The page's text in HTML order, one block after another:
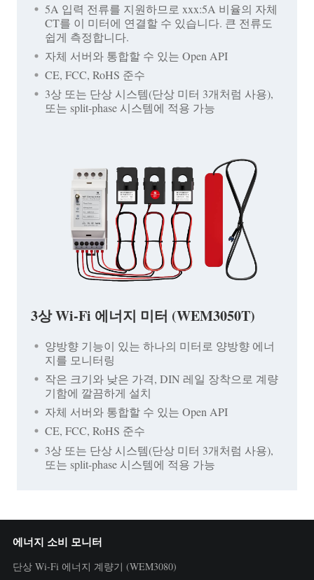
5A 입력 전류를 지원하므로 xxx:5A 비율의 자체
CT를 이 미터에 연결할 수 있습니다. 큰 전류도
쉽게 측정합니다.
자체 서버와 통합할 수 있는 Open API
CE, FCC, RoHS 준수
3상 또는 단상 시스템(단상 미터 3개처럼 사용),
또는 split-phase 시스템에 적용 가능
3상 Wi-Fi 에너지 미터 (WEM3050T)
양방향 기능이 있는 하나의 미터로 양방향 에너
지를 모니터링
작은 크기와 낮은 가격, DIN 레일 장착으로 계량
기함에 깔끔하게 설치
자체 서버와 통합할 수 있는 Open API
CE, FCC, RoHS 준수
3상 또는 단상 시스템(단상 미터 3개처럼 사용),
또는 split-phase 시스템에 적용 가능
에너지 소비 모니터
단상 Wi-Fi 에너지 계량기 (WEM3080)